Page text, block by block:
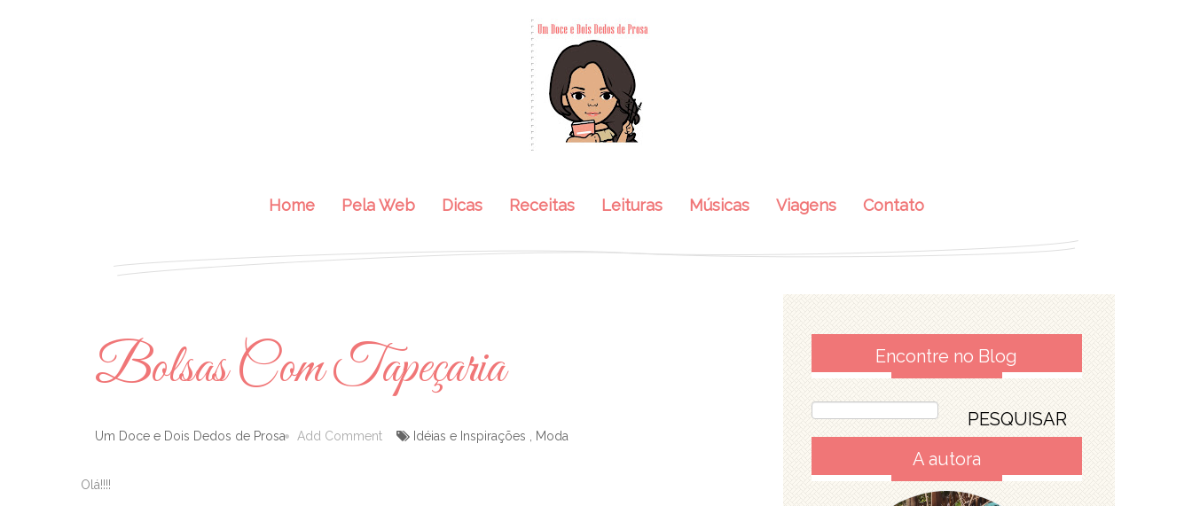
Home Pela Web Dicas Receitas Leituras Músicas Viagens Contato
Bolsas Com Tapeçaria
Um Doce e Dois Dedos de Prosa Add Comment Idéias e Inspirações Moda
Olá!!!!
Encontre no Blog
A autora